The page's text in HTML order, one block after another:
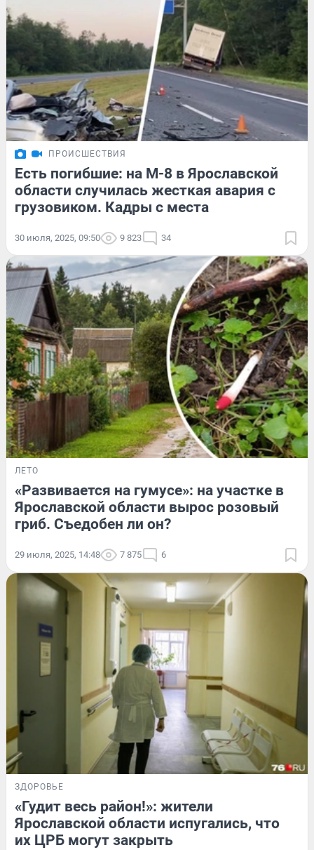
ПРОИСШЕСТВИЯ
Есть погибшие: на М-8 в Ярославской
области случилась жесткая авария с
грузовиком. Кадры с места
30 июля, 2025, 09:50 9 823 34
ЛЕТО
«Развивается на гумусе»: на участке в
Ярославской области вырос розовый
гриб. Съедобен ли он?
29 июля, 2025, 14:48 7 875 6
ЗДОРОВЬЕ
«Гудит весь район!»: жители
Ярославской области испугались, что
их ЦРБ могут закрыть